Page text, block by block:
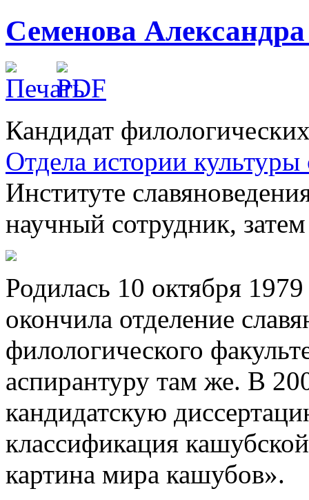
Семенова
Кандидат
Отдела истории культуры
Институте
научный сотрудник,
Родилась 10 октября
окончила отделение
филологического
аспирантуру там же. В
кандидатскую
классификация
картина мира кашубов».